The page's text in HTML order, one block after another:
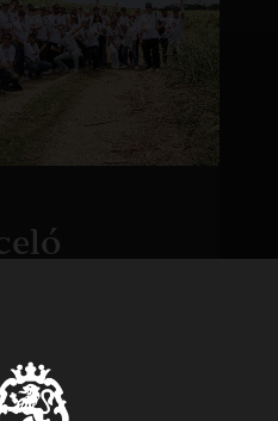
en
global